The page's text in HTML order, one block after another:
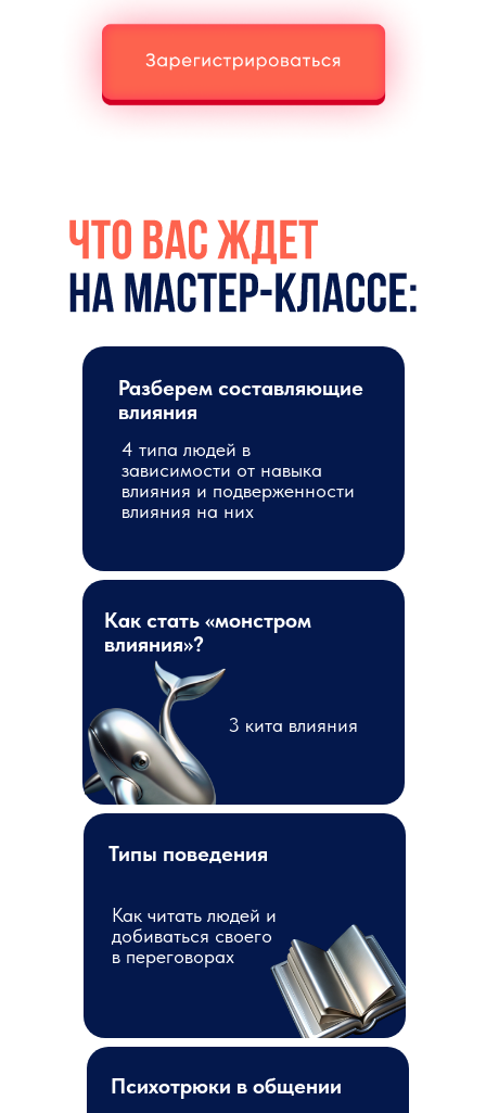
Разберем составляющие
влияния
4 типа людей в
зависимости от навыка
влияния и подверженности
влияния на них
Как стать «монстром
влияния»?
3 кита влияния
Типы поведения
Как читать людей и
добиваться своего
в переговорах
Психотрюки в общении